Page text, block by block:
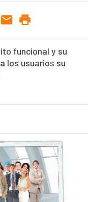
funcional y su
los usuarios su